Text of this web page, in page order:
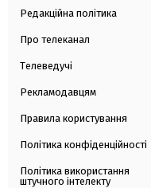
Редакційна політика
Про телеканал
Телеведучі
Рекламодавцям
Правила користування
Політика конфіденційності
Політика використання
штучного інтелекту